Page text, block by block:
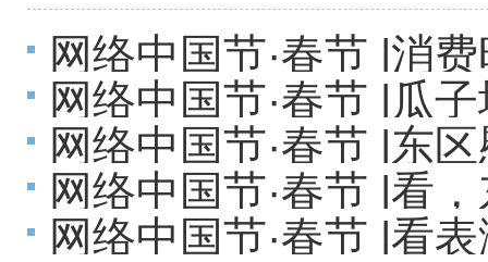
区多形式开展清明节主
网络中国节·春节 |消
区消费市场持续火热
网络中国节·春节 |瓜
行网络中国节·春节 |东
网络中国节·春节 |看
网络中国节·春节 |看